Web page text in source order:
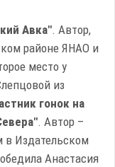
Авка". Автор,
районе ЯНАО и
место у
из
гонок на
. Автор –
в Издательском
Анастасия